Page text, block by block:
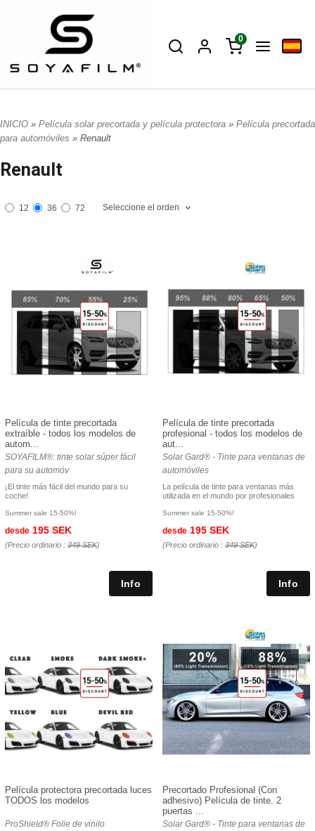
0
INICIO » Película solar precortada y película protectora » Película precortada
para automóviles » Renault
Renault
12 36 72 Seleccione el orden
Película de tinte precortada
extraíble - todos los modelos de
autom...
SOYAFILM®: tinte solar súper fácil
para su automóv
¡El tinte más fácil del mundo para su
coche!
Summer sale 15-50%!
desde 195 SEK
(Precio ordinario : 349 SEK)
Película de tinte precortada
profesional - todos los modelos de
aut...
Solar Gard® - Tinte para ventanas de
automóviles
La película de tinte para ventanas más
utilizada en el mundo por profesionales
Summer sale 15-50%!
desde 195 SEK
(Precio ordinario : 349 SEK)
Película protectora precortada luces
TODOS los modelos
ProShield® Folie de vinilo
Precortado Profesional (Con
adhesivo) Película de tinte. 2
puertas ...
Solar Gard® - Tinte para ventanas de